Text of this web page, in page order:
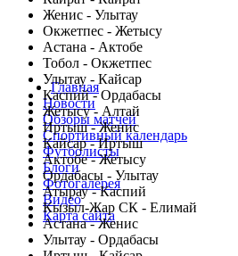
Женис - Улытау
Окжетпес - Жетысу
Астана - Актобе
Тобол - Окжетпес
Улытау - Кайсар
Каспий - Ордабасы
Жетысу - Алтай
Иртыш - Женис
Кайсар - Иртыш
Актобе - Жетысу
Ордабасы - Улытау
Атырау - Каспий
Кызыл-Жар СК - Елимай
Астана - Женис
Улытау - Ордабасы
Главная
Новости
Обзоры матчей
Спортивный календарь
Футболисты
Блоги
Фотогалерея
Видео
Карта сайта